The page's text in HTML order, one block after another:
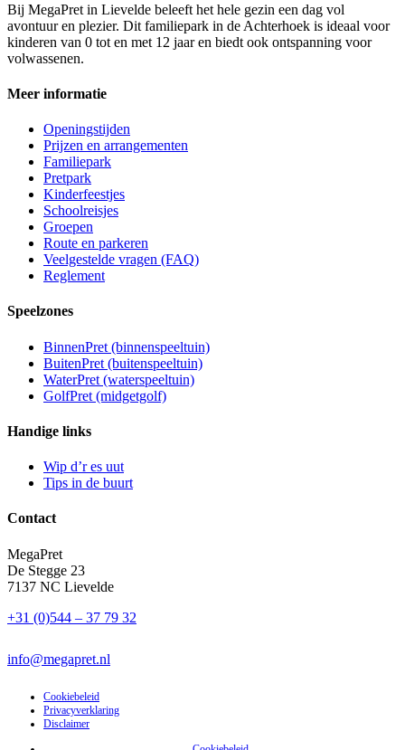
Bij MegaPret in Lievelde beleeft het hele gezin een dag vol
avontuur en plezier. Dit familiepark in de Achterhoek is ideaal voor
kinderen van 0 tot en met 12 jaar en biedt ook ontspanning voor
volwassenen.
Meer informatie
Openingstijden
Prijzen en arrangementen
Familiepark
Pretpark
Kinderfeestjes
Schoolreisjes
Groepen
Route en parkeren
Veelgestelde vragen (FAQ)
Reglement
Speelzones
BinnenPret (binnenspeeltuin)
BuitenPret (buitenspeeltuin)
WaterPret (waterspeeltuin)
GolfPret (midgetgolf)
Handige links
Wip d’r es uut
Tips in de buurt
Contact
MegaPret
De Stegge 23
7137 NC Lievelde
+31 (0)544 – 37 79 32
info@megapret.nl
Cookiebeleid
Privacyverklaring
Disclaimer